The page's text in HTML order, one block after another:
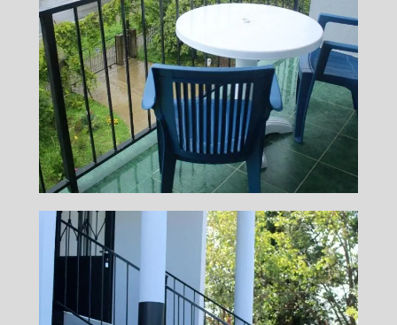
Мария Горлова
Руководитель тура, учитель хатха-
йоги
Подробнее